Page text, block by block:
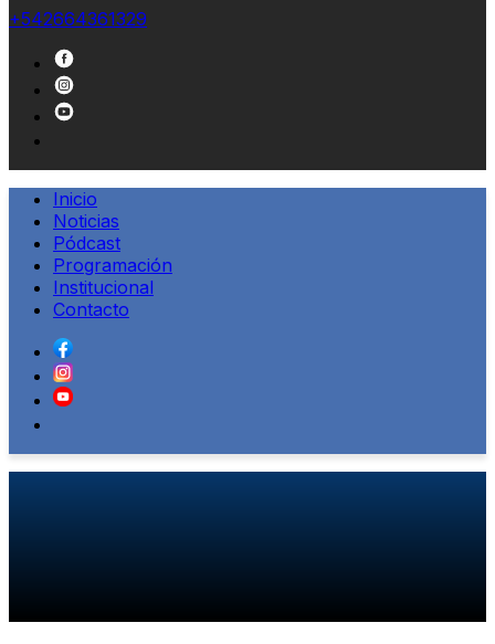
+542664361329
Inicio
Noticias
Pódcast
Programación
Institucional
Contacto